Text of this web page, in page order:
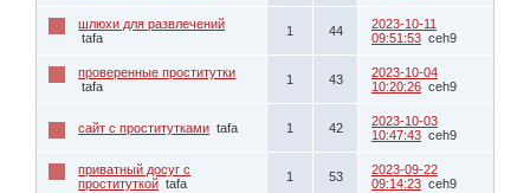
шлюxи для развлечений
tafa
1 44
2023-10-11
09:51:53 ceh9
проверенные проcтитутки
tafa
1 43
2023-10-04
10:20:26 ceh9
сайт с проститутками tafa 1 42
2023-10-03
10:47:43 ceh9
приватный досуг с
проституткой tafa 1 53
2023-09-22
09:14:23 ceh9